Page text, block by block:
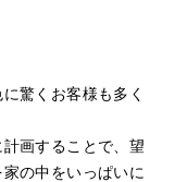
驚くお客様も多く
画することで、望
の中をいっぱいに